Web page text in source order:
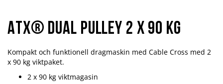
ATX® Dual Pulley 2 x 90 kg
Kompakt och funktionell dragmaskin med Cable Cross med 2
x 90 kg viktpaket.
2 x 90 kg viktmagasin